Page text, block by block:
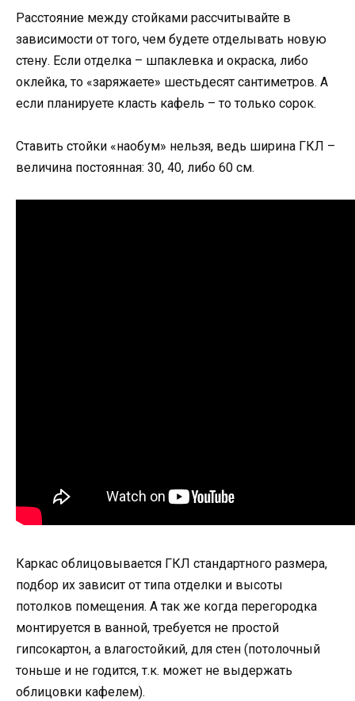
Расстояние между стойками рассчитывайте в
зависимости от того, чем будете отделывать новую
стену. Если отделка – шпаклевка и окраска, либо
оклейка, то «заряжаете» шестьдесят сантиметров. А
если планируете класть кафель – то только сорок.
Ставить стойки «наобум» нельзя, ведь ширина ГКЛ –
величина постоянная: 30, 40, либо 60 см.
Каркас облицовывается ГКЛ стандартного размера,
подбор их зависит от типа отделки и высоты
потолков помещения. А так же когда перегородка
монтируется в ванной, требуется не простой
гипсокартон, а влагостойкий, для стен (потолочный
тоньше и не годится, т.к. может не выдержать
облицовки кафелем).